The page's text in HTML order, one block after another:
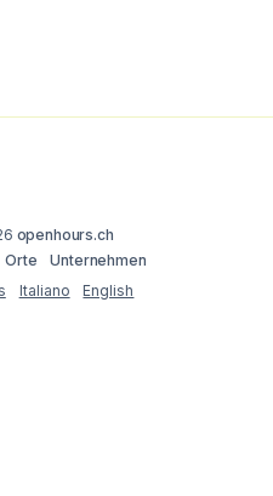
openhours.ch
Orte
Unternehmen
Italiano English